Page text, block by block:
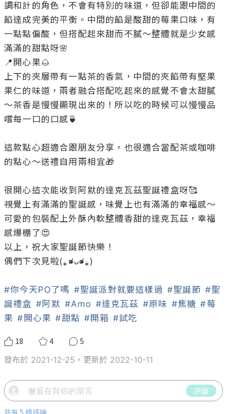
調和計的角色，不會有特別的味道，但卻能跟中間的
餡達成完美的平衡。中間的餡是酸甜的莓果口味，有
一點點偏酸，但搭配起來甜而不膩～整體就是少女感
滿滿的甜點呀🌸
📍開心果🌰
上下的夾層帶有一點茶的香氣，中間的夾餡帶有堅果
果仁的味道，兩者融合搭配吃起來的感覺不會太甜膩
～茶香是慢慢顯現出來的！所以吃的時候可以慢慢品
嚐每一口的口感🍵
這款點心超適合跟朋友分享，也很適合當配茶或咖啡
的點心～送禮自用兩相宜🎁
很開心這次能收到阿默的達克瓦茲聖誕禮盒呀🥰
視覺上有滿滿的聖誕感，味覺上也有滿滿的幸福感～
可愛的包裝配上外酥內軟整體香甜的達克瓦茲，幸福
感爆棚了😍
以上，祝大家聖誕節快樂！
偶們下次見啦(⁎⁍̴̛ᴗ⁍̴̛⁎)
#你今天PO了嗎 #聖誕派對就要這樣過 #聖誕節 #聖
誕禮盒 #阿默 #Amo #達克瓦茲 #原味 #焦糖 #莓
果 #開心果 #甜點 #開箱 #試吃
18 4
5
發布於 2021-12-25，更新於 2022-10-11
評論
共有 5 條評論